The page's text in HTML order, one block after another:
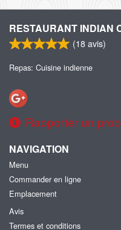
RESTAURANT INDIAN
(18avis)
Repas: Cuisine indienne
Rapporter un
NAVIGATION
Menu
Commander en ligne
Emplacement
Avis
Termes et conditions